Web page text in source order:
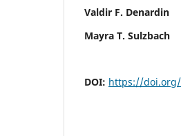
Valdir F. Denardin
Mayra T. Sulzbach
DOI: https://doi.org/